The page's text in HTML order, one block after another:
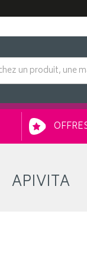
APIVITA